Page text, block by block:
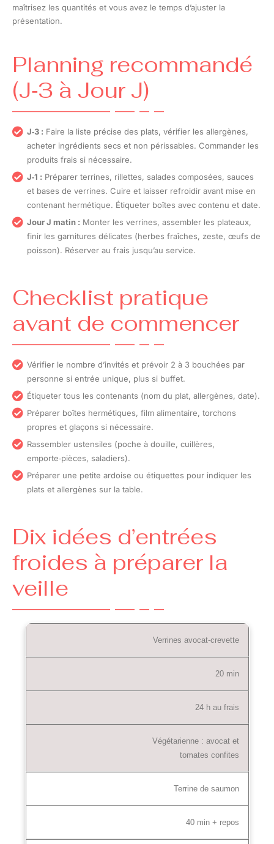
maîtrisez les quantités et vous avez le temps d’ajuster la
présentation.
Planning recommandé
(J‑3 à Jour J)
J‑3 : Faire la liste précise des plats, vérifier les allergènes,
acheter ingrédients secs et non périssables. Commander les
produits frais si nécessaire.
J‑1 : Préparer terrines, rillettes, salades composées, sauces
et bases de verrines. Cuire et laisser refroidir avant mise en
contenant hermétique. Étiqueter boîtes avec contenu et date.
Jour J matin : Monter les verrines, assembler les plateaux,
finir les garnitures délicates (herbes fraîches, zeste, œufs de
poisson). Réserver au frais jusqu’au service.
Checklist pratique
avant de commencer
Vérifier le nombre d’invités et prévoir 2 à 3 bouchées par
personne si entrée unique, plus si buffet.
Étiqueter tous les contenants (nom du plat, allergènes, date).
Préparer boîtes hermétiques, film alimentaire, torchons
propres et glaçons si nécessaire.
Rassembler ustensiles (poche à douille, cuillères,
emporte‑pièces, saladiers).
Préparer une petite ardoise ou étiquettes pour indiquer les
plats et allergènes sur la table.
Dix idées d’entrées
froides à préparer la
veille
Verrines avocat‑crevette
20 min
24 h au frais
Végétarienne : avocat et
tomates confites
Terrine de saumon
40 min + repos